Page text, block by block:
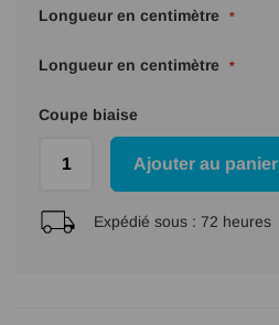
Longueur en centimètre
Longueur en centimètre
Coupe biaise
Ajouter au panier
Expédié sous : 72 heures